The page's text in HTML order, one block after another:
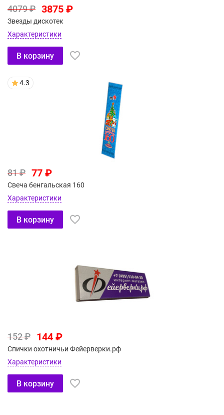
4079 ₽ 3875 ₽
Звезды дискотек
Характеристики
В корзину
4.3
81 ₽ 77 ₽
Свеча бенгальская 160
Характеристики
В корзину
152 ₽ 144 ₽
Спички охотничьи Фейерверки.рф
Характеристики
В корзину